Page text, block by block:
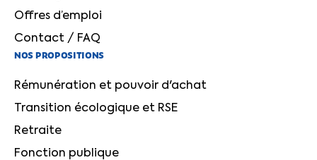
Offres d’emploi
Contact / FAQ
NOS PROPOSITIONS
Rémunération et pouvoir d'achat
Transition écologique et RSE
Retraite
Fonction publique